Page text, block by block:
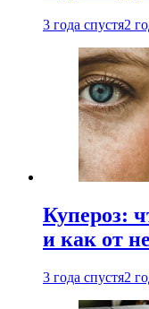
3 года спустя2
Купероз:
и как от
3 года спустя2